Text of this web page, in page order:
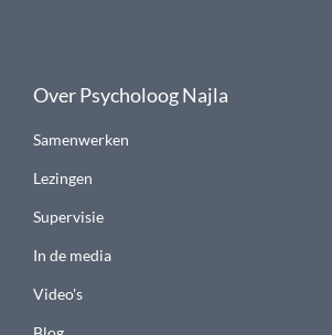
Over Psycholoog Najla
Samenwerken
Lezingen
Supervisie
In de media
Video's